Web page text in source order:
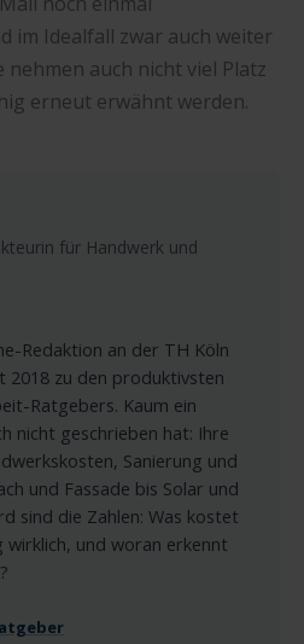
im Idealfall zwar auch weiter
auch nicht viel Platz
erneut erwähnt werden.
für Handwerk und
Redaktion an der TH Köln
zu den produktivsten
Ratgebers. Kaum ein
nicht geschrieben hat: Ihre
Sanierung und
und Fassade bis Solar und
sind die Zahlen: Was kostet
wirklich, und woran erkennt